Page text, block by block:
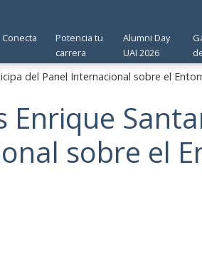
Conecta
Potencia tu
carrera
Alumni Day
UAI 2026
del Panel Internacional sobre el
Enrique
sobre el